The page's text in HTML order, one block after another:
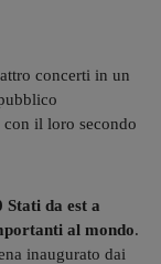
concerti in un
il loro secondo
da est a
al mondo.
inaugurato dai